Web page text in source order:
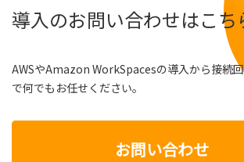
導入のお問い合わせはこち
AWSやAmazon WorkSpacesの導入から接続
で何でもお任せください。
お問い合わせ